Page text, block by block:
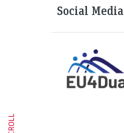
SCROLL
Social Media